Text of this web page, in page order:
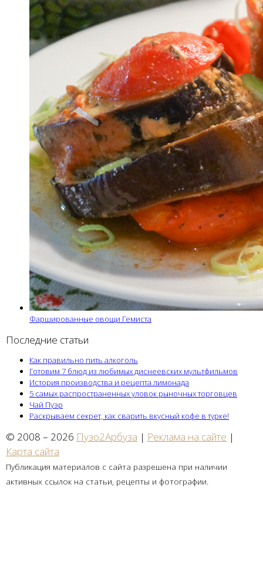
Фаршированные овощи Гемиста
Последние статьи
Как правильно пить алкоголь
Готовим 7 блюд из любимых диснеевских мультфильмов
История производства и рецепта лимонада
5 самых распространенных уловок рыночных торговцев
Чай Пуэр
Раскрываем секрет, как сварить вкусный кофе в турке!
© 2008 – 2026 Пузо2Арбуза | Реклама на сайте |
Карта сайта
Публикация материалов с сайта разрешена при наличии
активных ссылок на статьи, рецепты и фотографии.